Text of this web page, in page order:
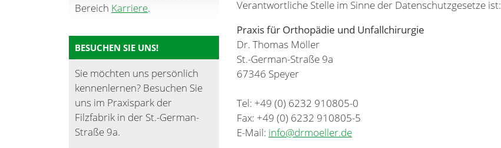
Verantwortliche Stelle im Sinne der Datenschutzgesetze ist:
Praxis für Orthopädie und Unfallchirurgie
Dr. Thomas Möller
St.-German-Straße 9a
67346 Speyer
Tel: +49 (0) 6232 910805-0
Fax: +49 (0) 6232 910805-5
E-Mail: info@drmoeller.de
Bereich Karriere.
BESUCHEN SIE UNS!
Sie möchten uns persönlich
kennenlernen? Besuchen Sie
uns im Praxispark der
Filzfabrik in der St.-German-
Straße 9a.